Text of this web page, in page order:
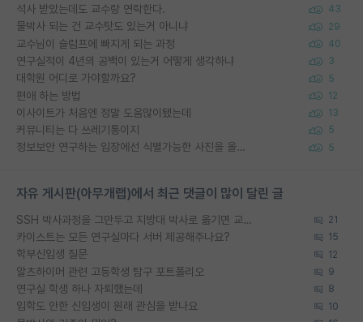
석사 받았는데도 교수랑 연락한다. 43
물박사 되는 건 교수탓도 있는거 아니냐 29
교수님이 슬럼프에 빠지게 되는 과정 40
연구실적이 4년의 공백이 있는거 어떻게 생각하냐 3
대학원 어디로 가야할까요? 5
편애 하는 방법 12
이사이트가 처음엔 정말 도움많이됐는데 13
커뮤니티는 다 쓰레기통이지 5
정보보안 연구하는 입장에선 식별가능한 사진을 올리는건 비추이긴함 5
자유 게시판(아무개랩)에서 최근 댓글이 많이 달린 글
SSH 박사과정을 그만두고 지방대 박사로 옮기면 교수의 꿈은 끝일까요? 21
카이스트는 모든 연구실마다 서버 제공해주나요? 15
학부신입생 질문 12
알츠하이머 관련 고등학생 탐구 포트폴리오 9
연구실 학생 하나 자퇴했는데 8
입학도 안한 신입생이 원래 관심을 받나요 10